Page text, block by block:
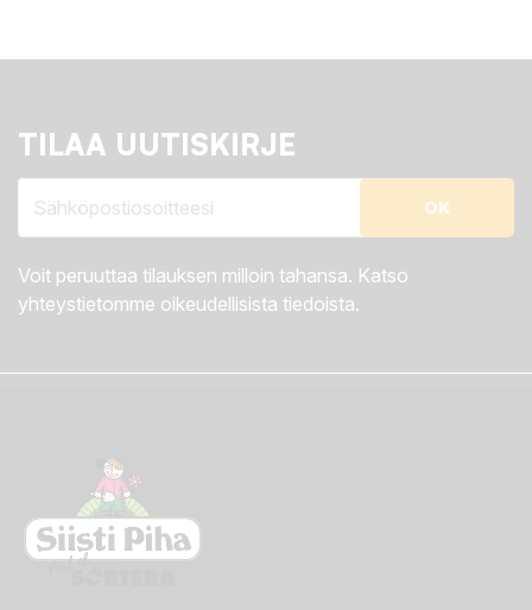
TILAA UUTISKIRJE
Voit peruuttaa tilauksen milloin tahansa. Katso
yhteystietomme oikeudellisista tiedoista.